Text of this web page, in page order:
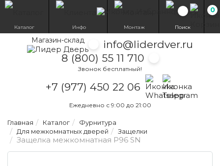
Магазин-склад
info@liderdver.ru
8 (800) 55 11 710
Звонок бесплатный!
+7 (977) 450 22 06
Написать на
Написать на
Ежедневно с 9:00 до 21:00
0
Каталог Инфо Монтаж Поиск
Главная Каталог
Фурнитура
Для межкомнатных дверей
Защелки
Защелка межкомнатная P96 SN